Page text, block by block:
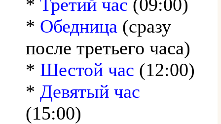
* Третий час (09:00)
* Обедница (сразу
после третьего часа)
* Шестой час (12:00)
* Девятый час
(15:00)